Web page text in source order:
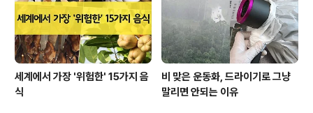
세계에서 가장 '위험한' 15가지 음
식
비 맞은 운동화, 드라이기로 그냥
말리면 안되는 이유